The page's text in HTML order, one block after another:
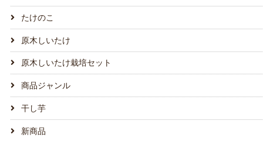
たけのこ
原木しいたけ
原木しいたけ栽培セット
商品ジャンル
干し芋
新商品